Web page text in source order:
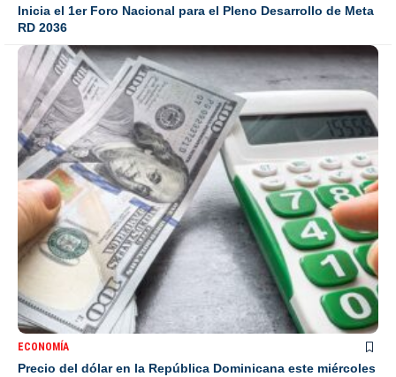
Inicia el 1er Foro Nacional para el Pleno Desarrollo de Meta
RD 2036
ECONOMÍA
Precio del dólar en la República Dominicana este miércoles